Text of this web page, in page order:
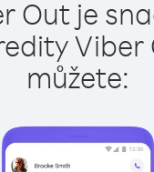
Out je
Viber
můžete: